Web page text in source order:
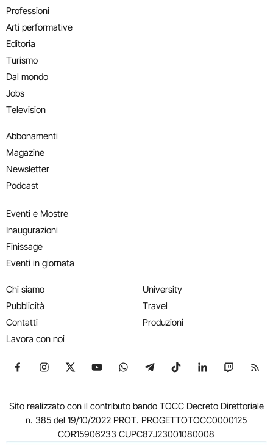
Professioni
Arti performative
Editoria
Turismo
Dal mondo
Jobs
Television
Abbonamenti
Magazine
Newsletter
Podcast
Eventi e Mostre
Inaugurazioni
Finissage
Eventi in giornata
Chi siamo
Pubblicità
Contatti
Lavora con noi
University
Travel
Produzioni
Seguici su Facebook
Seguici su Instagram
Seguici su X
Seguici su YouTube
Seguici su WhatsApp
Seguici su Telegram
Seguici su TikTok
Seguici su
Seguici
Sito realizzato con il contributo bando TOCC Decreto Direttoriale
n. 385 del 19/10/2022 PROT. PROGETTOTOCC0000125
COR15906233 CUPC87J23001080008